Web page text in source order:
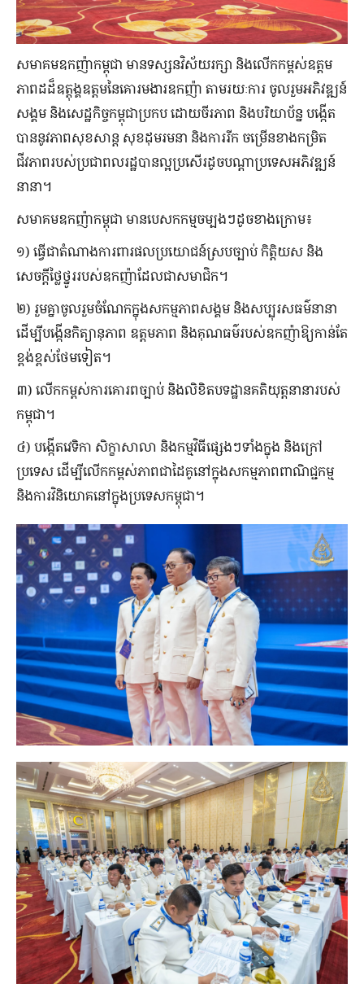
សមាគមឧកញ៉ាកម្ពុជា មានទស្សនវិស័យរក្សា និងលើកកម្ពស់ឧត្តម
ភាពដដ៏ឧត្តុង្គឧត្តម​នៃគោរម​ងារឧកញ៉ា តាមរយៈការ ចូលរួមអភិវឌ្ឍន៍
សង្គម និងសេដ្ឋកិច្ចកម្ពុជាប្រកប ដោយ​ចីរភាព និងបរិយា​ប័ន្ន បង្កើត
បាននូវភាពសុខសាន្ត សុខដុមរមនា និងការរីក ចម្រើន​ខាងកម្រិត
ជីវភាពរបស់​ប្រជាពល​រដ្ឋបានល្អប្រសើរ​ដូចបណ្តាប្រទេស​អភិវឌ្ឍន៍
នានា។
សមាគមឧកញ៉ាកម្ពុជា មានបេសកកម្មចម្បងៗដូចខាងក្រោម៖
១) ធ្វើជាតំណាងការពារផលប្រយោជន៍ស្របច្បាប់ កិត្តិយស និង
សេចក្តីថ្លៃថ្នូររបស់ឧកញ៉ាដែលជាសមាជិក។
២) រួមគ្នាចូលរួមចំណែកក្នុងសកម្មភាពសង្គម និងសប្បុរសធម៌នានា
ដើម្បីបង្កើនកិត្យានុភាព ឧត្តមភាព និងគុណធម៌របស់ឧកញ៉ាឱ្យកាន់តែ
ខ្ពង់ខ្ពស់ថែមទៀត។
៣) លើកកម្ពស់ការគោរពច្បាប់ និងលិខិតបទដ្ឋានគតិយុត្តនានារបស់
កម្ពុជា។
៤) បង្កើតវេទិកា សិក្ខាសាលា និងកម្មវិធីផ្សេងៗទាំងក្នុង និងក្រៅ
ប្រទេស ដើម្បីលើកកម្ពស់ភាពជាដៃគូនៅក្នុងសកម្មភាពពាណិជ្ជកម្ម
និងការវិនិយោគនៅក្នុងប្រទេសកម្ពុជា។